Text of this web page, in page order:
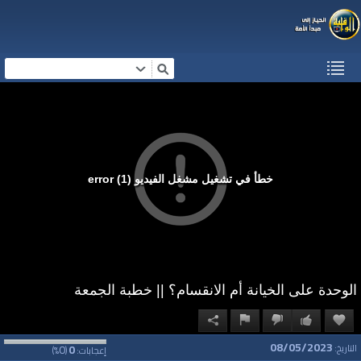
خطأ في تشغيل مشغل الفيديو (1) error
الوحدة على الخيانة أم الانقسام؟ || خطبة الجمعة
إعجابات:0
(
0
%) التاريخ: 08/05/2023